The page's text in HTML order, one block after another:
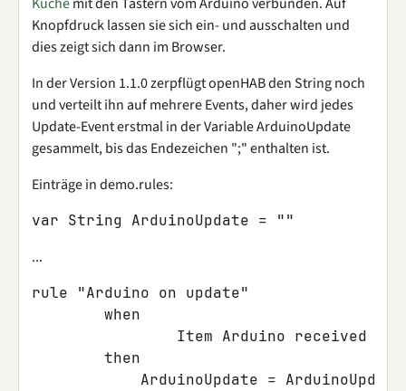
Knopfdruck lassen sie sich ein- und ausschalten und
dies zeigt sich dann im Browser.
In der Version 1.1.0 zerpflügt openHAB den String noch
und verteilt ihn auf mehrere Events, daher wird jedes
Update-Event erstmal in der Variable ArduinoUpdate
gesammelt, bis das Endezeichen ";" enthalten ist.
Einträge in demo.rules:
var String ArduinoUpdate = ""
...
rule
"Arduino on update"
when
Item Arduino received
then
ArduinoUpdate = ArduinoUpdate